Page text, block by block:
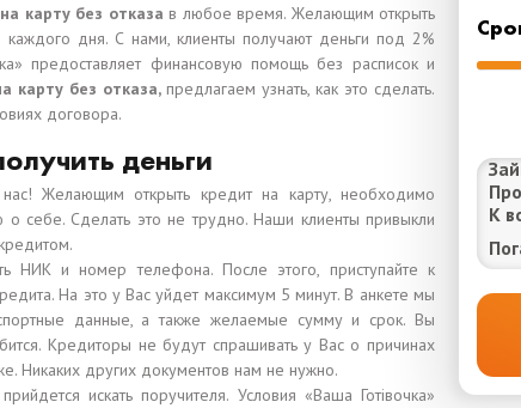
К
карту без отказа в любое время. Желающим открыть
дня. С нами, клиенты получают деньги под 2%
предоставляет финансовую помощь без расписок и
карту без отказа, предлагаем узнать, как это сделать.
договора.
деньги
Желающим открыть кредит на карту, необходимо
о себе. Сделать это не трудно. Наши клиенты привыкли
НИК и номер телефона. После этого, приступайте к
На это у Вас уйдет максимум 5 минут. В анкете мы
данные, а также желаемые сумму и срок. Вы
Кредиторы не будут спрашивать у Вас о причинах
Никаких других документов нам не нужно.
искать поручителя. Условия «Ваша Готівочка»